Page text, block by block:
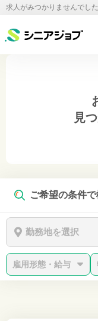
求人がみつかりませんでし
見
ご希望の条件
勤務地を選択
雇用形態・給与